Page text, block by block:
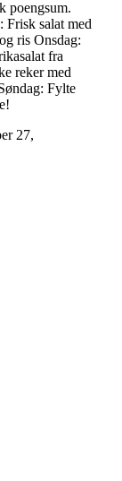
poengsum.
Frisk salat med
ris Onsdag:
fra
reker med
Fylte
27,